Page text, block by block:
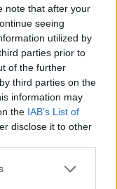
note that after your
seeing
utilized by
parties prior to
of the further
third parties on the
information may
the IAB’s List of
disclose it to other
az
ma már bevett
pedig mi is
A munkaadó
alapján fog